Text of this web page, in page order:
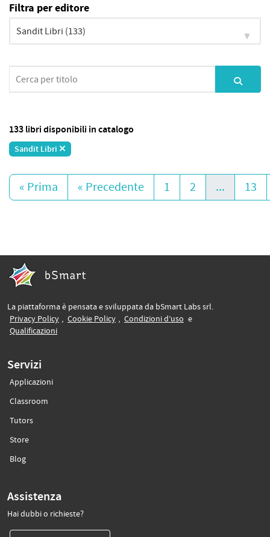
Filtra per editore
133 libri disponibili in catalogo
Sandit Libri
« Prima « Precedente 1 2 ... 13
La piattaforma è pensata e sviluppata da bSmart Labs srl.
Privacy Policy(si apre in un’altra scheda)
, Cookie Policy(si apre in un’altra scheda)
, Condizioni d’uso (si apre in un’altra
e
Qualificazioni(si apre in un’altra scheda)
Servizi
Applicazioni
Classroom
Tutors(si apre in un’altra scheda)
Store(si apre in un’altra scheda)
Blog(si apre in un’altra scheda)
Assistenza
Hai dubbi o richieste?